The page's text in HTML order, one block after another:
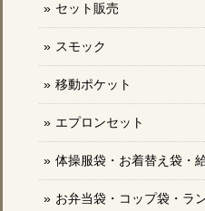
セット販売
スモック
移動ポケット
エプロンセット
体操服袋・お着替え袋・
お弁当袋・コップ袋・ラ